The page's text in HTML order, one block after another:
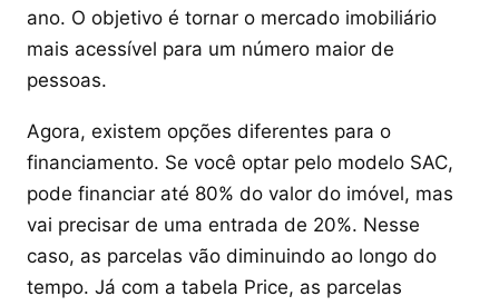
ano. O objetivo é tornar o mercado imobiliário
mais acessível para um número maior de
pessoas.
Agora, existem opções diferentes para o
financiamento. Se você optar pelo modelo SAC,
pode financiar até 80% do valor do imóvel, mas
vai precisar de uma entrada de 20%. Nesse
caso, as parcelas vão diminuindo ao longo do
tempo. Já com a tabela Price, as parcelas